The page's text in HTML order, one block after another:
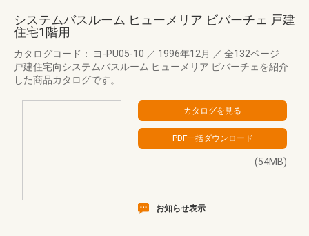
システムバスルーム ヒューメリア ビバーチェ 戸建
住宅1階用
カタログコード： ヨ-PU05-10 ／ 1996年12月 ／ 全132ページ
戸建住宅向システムバスルーム ヒューメリア ビバーチェを紹介
した商品カタログです。
(54MB)
お知らせ表示